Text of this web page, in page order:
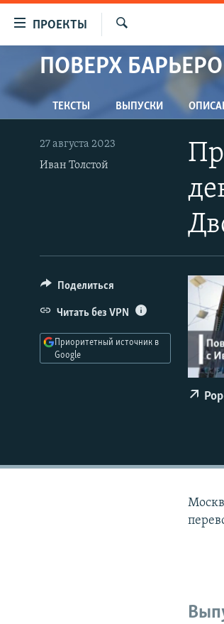
упрощенного
доступа
Вернуться
к
основному
содержанию
ПРОЕКТЫ
ПРОГРАММЫ
ПОДКАСТЫ
АВТОРСКИЕ ПРОЕКТЫ
ЦИТАТЫ СВОБОДЫ
МНЕНИЯ
СИБИРЬ.РЕАЛИИ
РАСПИСАНИЕ ВЕЩАНИЯ
ПОДПИШИТЕСЬ НА РАССЫЛКУ
ПОВЕРХ
ТЕКСТЫ ВЫПУСКИ
27 августа 2023
Иван Толстой
Поделиться
Читать без VPN
Приоритетный источник в
Google